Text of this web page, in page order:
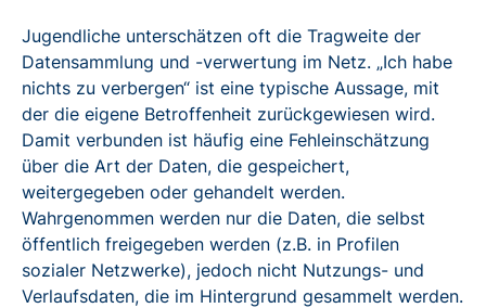
Jugendliche unterschätzen oft die Tragweite der
Datensammlung und -verwertung im Netz. „Ich habe
nichts zu verbergen“ ist eine typische Aussage, mit
der die eigene Betroffenheit zurückgewiesen wird.
Damit verbunden ist häufig eine Fehleinschätzung
über die Art der Daten, die gespeichert,
weitergegeben oder gehandelt werden.
Wahrgenommen werden nur die Daten, die selbst
öffentlich freigegeben werden (z.B. in Profilen
sozialer Netzwerke), jedoch nicht Nutzungs- und
Verlaufsdaten, die im Hintergrund gesammelt werden.